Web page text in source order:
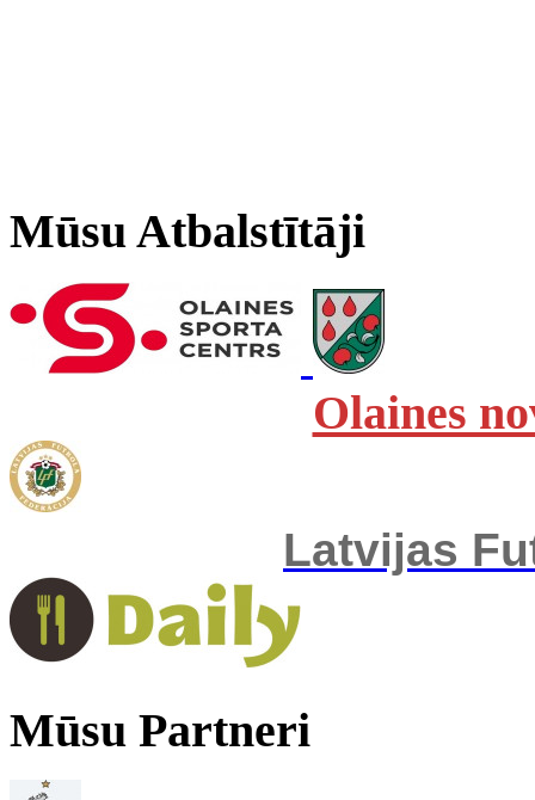
Mūsu Atbalstītāji
Olaines
Latvijas
Mūsu Partneri